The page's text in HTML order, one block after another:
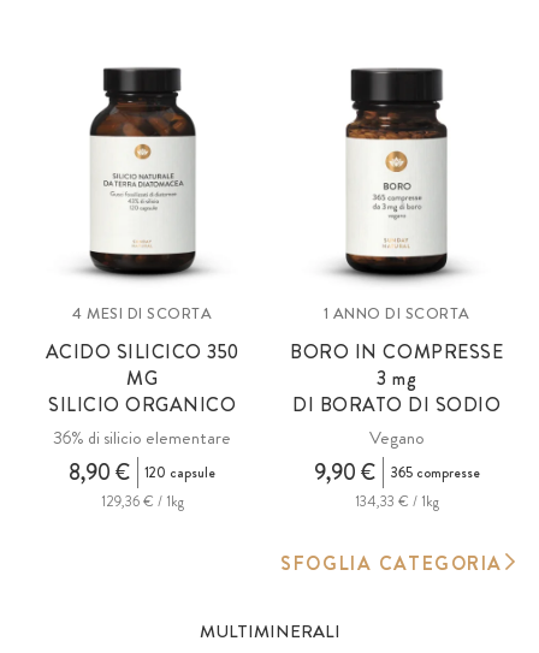
4 MESI DI SCORTA
ACIDO SILICICO 350
MG
SILICIO ORGANICO
36% di silicio elementare
8,90 €
120 capsule
129,36 € / 1kg
1 ANNO DI SCORTA
BORO IN COMPRESSE
3 mg
DI BORATO DI SODIO
Vegano
9,90 €
365 compresse
134,33 € / 1kg
SFOGLIA CATEGORIA
MULTIMINERALI